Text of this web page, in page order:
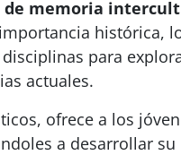
de memoria
histórica,
para
actuales.
ofrece a los
a desarrollar